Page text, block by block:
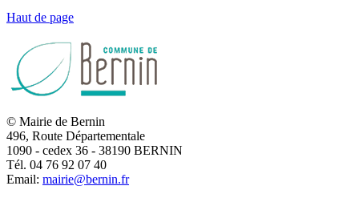
Haut de page
© Mairie de Bernin
496, Route Départementale
1090 - cedex 36 - 38190 BERNIN
Tél. 04 76 92 07 40
Email: mairie@bernin.fr